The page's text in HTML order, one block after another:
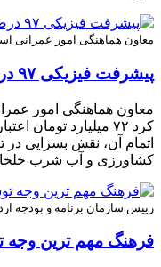
معاون هماهنگی امور عمرانی
پیشرفت فیزیکی ۹۷ درصدی سد بفراجرد
معاون هماهنگی امور
اتمام آن، نقش بسزایی
کشاورزی و آب شرب
رییس سازمان برنامه و بودجه
فرهنگ مهم ترین